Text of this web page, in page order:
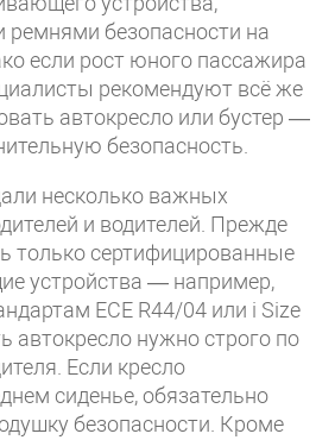
безопасности на
если рост юного пассажира
рекомендуют всё же
автокресло или бустер —
безопасность.
несколько важных
и водителей. Прежде
только сертифицированные
устройства — например,
ECE R44/04 или i Size
автокресло нужно строго по
Если кресло
сиденье, обязательно
безопасности. Кроме